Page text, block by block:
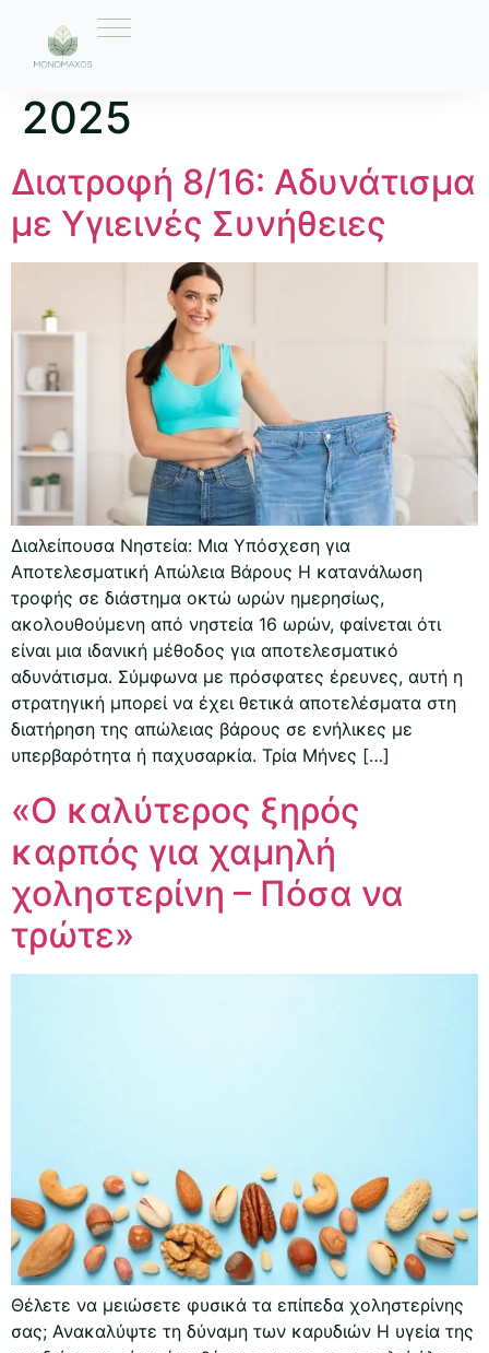
Ημέρα:
2025
Διατροφή 8/16: Αδυνάτισμα
με Υγιεινές Συνήθειες
Διαλείπουσα Νηστεία: Μια Υπόσχεση για
Αποτελεσματική Απώλεια Βάρους Η κατανάλωση
τροφής σε διάστημα οκτώ ωρών ημερησίως,
ακολουθούμενη από νηστεία 16 ωρών, φαίνεται ότι
είναι μια ιδανική μέθοδος για αποτελεσματικό
αδυνάτισμα. Σύμφωνα με πρόσφατες έρευνες, αυτή η
στρατηγική μπορεί να έχει θετικά αποτελέσματα στη
διατήρηση της απώλειας βάρους σε ενήλικες με
υπερβαρότητα ή παχυσαρκία. Τρία Μήνες […]
«Ο καλύτερος ξηρός
καρπός για χαμηλή
χοληστερίνη – Πόσα να
τρώτε»
Θέλετε να μειώσετε φυσικά τα επίπεδα χοληστερίνης
σας; Ανακαλύψτε τη δύναμη των καρυδιών Η υγεία της